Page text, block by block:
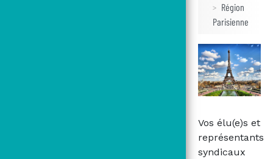
Région
Parisienne
Vos élu(e)s et
représentants
syndicaux